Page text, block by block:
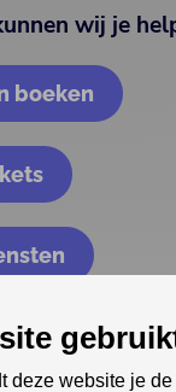
wij je
boeken
deze website je